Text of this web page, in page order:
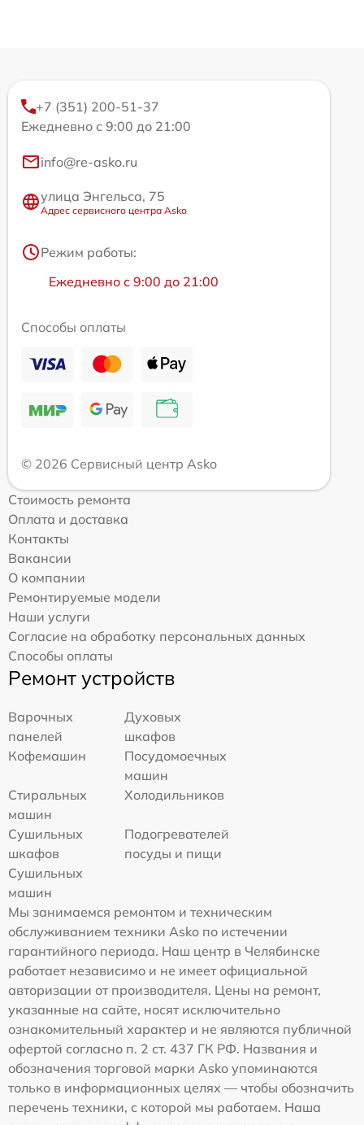
+7 (351) 200-51-37
Ежедневно с 9:00 до 21:00
info@re-asko.ru
улица Энгельса, 75
Адрес сервисного центра Asko
Режим работы:
Ежедневно с 9:00 до 21:00
Способы оплаты
© 2026 Сервисный центр Asko
Стоимость ремонта
Оплата и доставка
Контакты
Вакансии
О компании
Ремонтируемые модели
Наши услуги
Согласие на обработку персональных данных
Способы оплаты
Ремонт устройств
Варочных
панелей
Духовых
шкафов
Кофемашин
Посудомоечных
машин
Стиральных
машин
Холодильников
Сушильных
шкафов
Подогревателей
посуды и пищи
Сушильных
машин
Мы занимаемся ремонтом и техническим
обслуживанием техники Asko по истечении
гарантийного периода. Наш центр в Челябинске
работает независимо и не имеет официальной
авторизации от производителя. Цены на ремонт,
указанные на сайте, носят исключительно
ознакомительный характер и не являются публичной
офертой согласно п. 2 ст. 437 ГК РФ. Названия и
обозначения торговой марки Asko упоминаются
только в информационных целях — чтобы обозначить
перечень техники, с которой мы работаем. Наша